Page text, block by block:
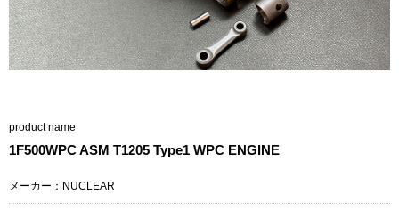
product name
1F500WPC ASM T1205 Type1 WPC ENGINE
メーカー：NUCLEAR